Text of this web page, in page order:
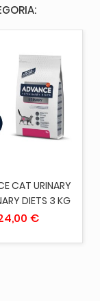
CAT URINARY
DIETS 3 KG
€